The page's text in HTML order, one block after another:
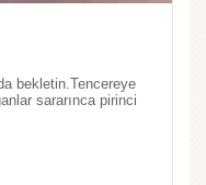
bekletin.Tencereye
sararınca pirinci